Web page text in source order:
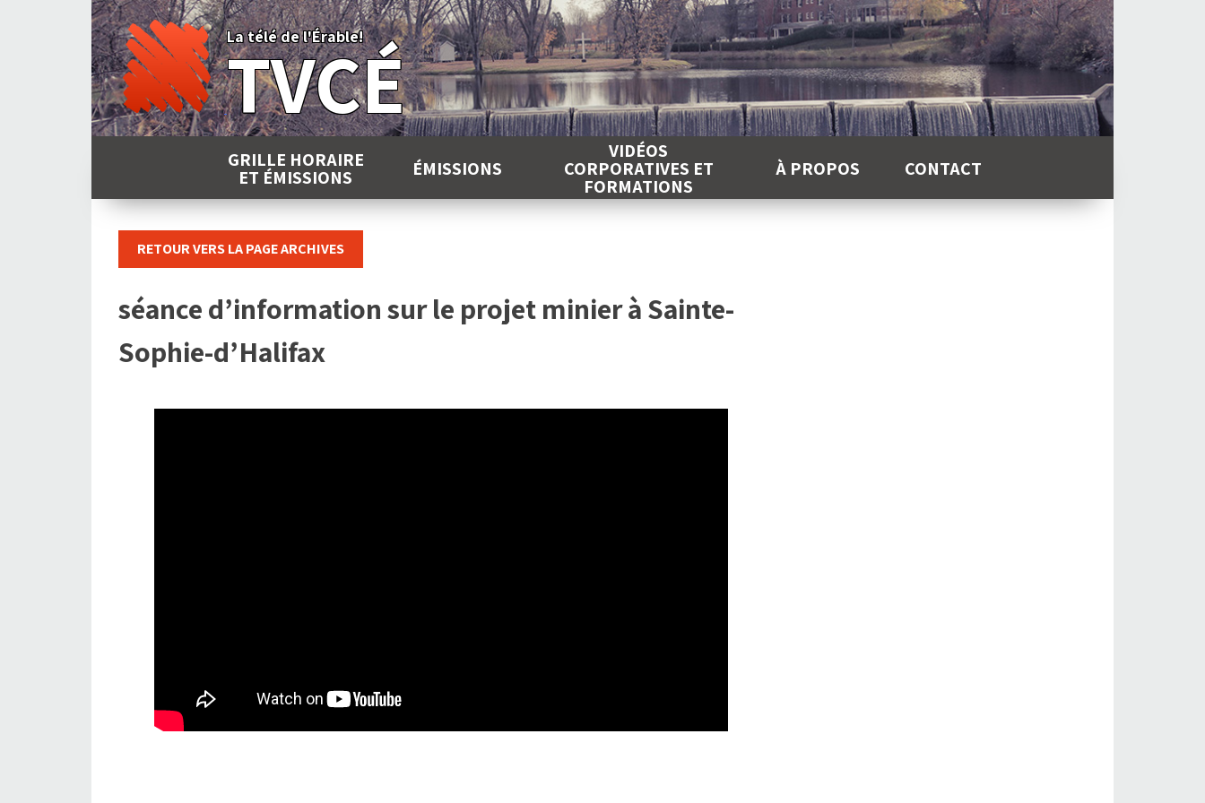
La télé de l'Érable!
TVCÉ
GRILLE HORAIRE
ET ÉMISSIONS ÉMISSIONS
VIDÉOS
CORPORATIVES ET
FORMATIONS
À PROPOS CONTACT
RETOUR VERS LA PAGE ARCHIVES
séance d’information sur le projet minier à Sainte-
Sophie-d’Halifax